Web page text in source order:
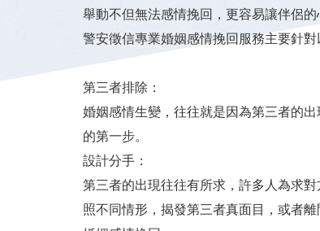
舉動不但無法感情挽回，更容易讓伴侶的
警安徵信專業婚姻感情挽回服務主要針對
第三者排除：
婚姻感情生變，往往就是因為第三者的
的第一步。
設計分手：
第三者的出現往往有所求，許多人為求
照不同情形，揭發第三者真面目，或者